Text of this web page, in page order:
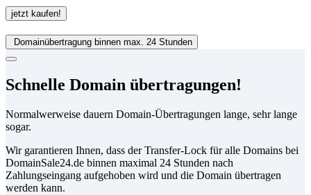
as-
isotec.de
Menge
jetzt kaufen!
Domainübertragung binnen max. 24 Stunden
Schnelle Domain übertragungen!
Normalwerweise dauern Domain-Übertragungen lange, sehr lange
sogar.
Wir garantieren Ihnen, dass der Transfer-Lock für alle Domains bei
DomainSale24.de binnen maximal 24 Stunden nach
Zahlungseingang aufgehoben wird und die Domain übertragen
werden kann.